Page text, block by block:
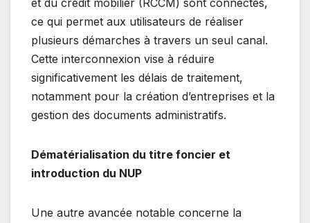
ce qui permet aux utilisateurs de réaliser
plusieurs démarches à travers un seul canal.
Cette interconnexion vise à réduire
significativement les délais de traitement,
notamment pour la création d’entreprises et la
gestion des documents administratifs.
Dématérialisation du titre foncier et
introduction du NUP
Une autre avancée notable concerne la